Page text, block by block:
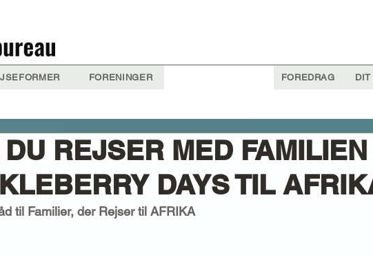
FORENINGER FOREDRAG DIT
REJSER MED
DAYS TIL
til Familier, der Rejser til AFRIKA